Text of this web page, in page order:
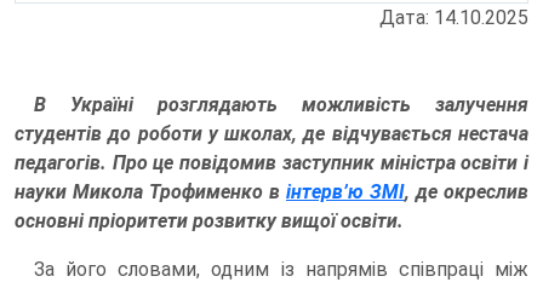
Дата: 14.10.2025
В Україні розглядають можливість залучення
студентів до роботи у школах, де відчувається нестача
педагогів. Про це повідомив заступник міністра освіти і
науки Микола Трофименко в інтерв’ю ЗМІ, де окреслив
основні пріоритети розвитку вищої освіти.
За його словами, одним із напрямів співпраці між